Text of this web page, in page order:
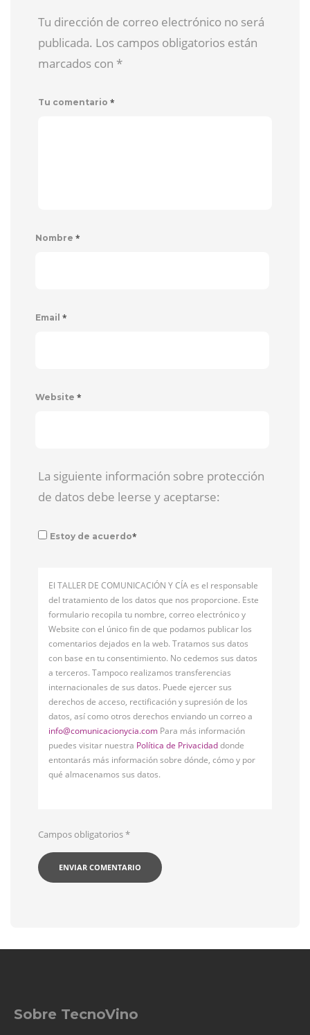
Tu dirección de correo electrónico no será
publicada. Los campos obligatorios están
marcados con *
Tu comentario *
Nombre *
Email *
Website *
La siguiente información sobre protección
de datos debe leerse y aceptarse:
Estoy de acuerdo*
El TALLER DE COMUNICACIÓN Y CÍA es el responsable
del tratamiento de los datos que nos proporcione. Este
formulario recopila tu nombre, correo electrónico y
Website con el único fin de que podamos publicar los
comentarios dejados en la web. Tratamos sus datos
con base en tu consentimiento. No cedemos sus datos
a terceros. Tampoco realizamos transferencias
internacionales de sus datos. Puede ejercer sus
derechos de acceso, rectificación y supresión de los
datos, así como otros derechos enviando un correo a
info@comunicacionycia.com Para más información
puedes visitar nuestra Política de Privacidaddonde
entontarás más información sobre dónde, cómo y por
qué almacenamos sus datos.
Campos obligatorios*
Sobre TecnoVino